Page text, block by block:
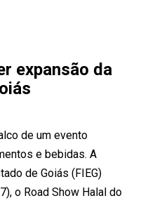
expansão da
de um evento
e bebidas. A
de Goiás (FIEG)
o Road Show Halal do